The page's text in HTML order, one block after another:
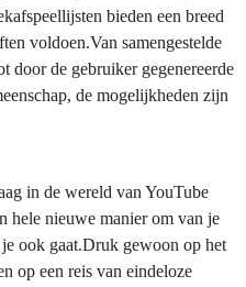
bieden een breed
voldoen.Van samengestelde
door de gebruiker gegenereerde
de mogelijkheden zijn
in de wereld van YouTube
hele nieuwe manier om van je
ook gaat.Druk gewoon op het
op een reis van eindeloze